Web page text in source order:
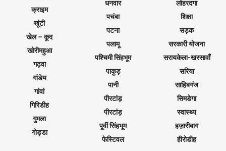
क्राइम
खूंटी
खेल – कूद
खोरीमहुआ
गढ़वा
गांडेय
गांवां
गिरिडीह
गुमला
गोड्डा
धनवार
पचंबा
पटना
पलामू
पश्चिमी सिंहभूम
पाकुड़
पानी
पीरटांड़
पीरटांड़
पूर्वी सिंहभूम
फेस्टिवल
लोहरदगा
शिक्षा
सड़क
सरकारी योजना
सरायकेला-खरसावाँ
सरिया
साहिबगंज
सिमडेगा
स्वास्थ्य
हज़ारीबाग
हीरोडीह